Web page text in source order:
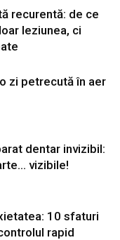
recurentă: de ce
leziunea, ci
zi petrecută în aer
dentar invizibil:
vizibile!
10 sfaturi
rapid